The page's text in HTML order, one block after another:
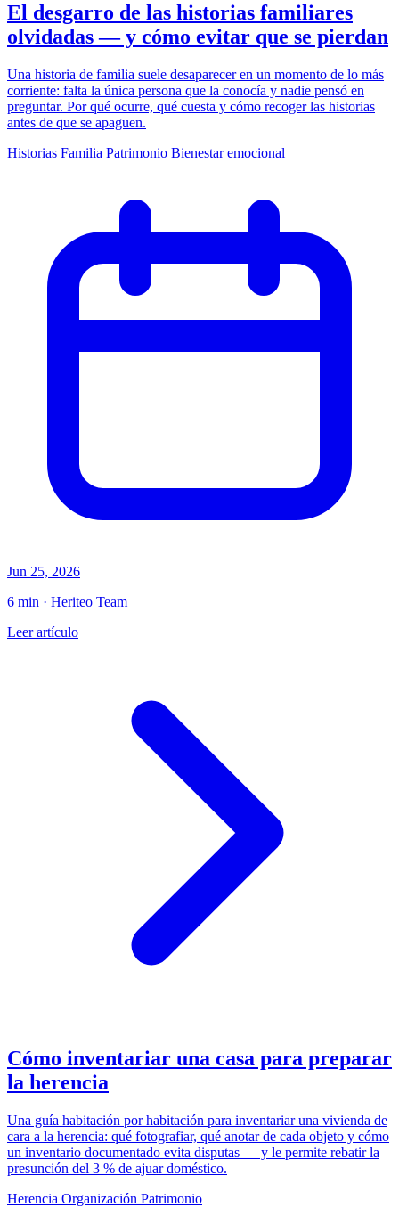
El desgarro de las historias familiares
olvidadas — y cómo evitar que se pierdan
Una historia de familia suele desaparecer en un momento de lo más
corriente: falta la única persona que la conocía y nadie pensó en
preguntar. Por qué ocurre, qué cuesta y cómo recoger las historias
antes de que se apaguen.
Historias Familia Patrimonio Bienestar emocional
Jun 25, 2026
6 min · Heriteo Team
Leer artículo
Cómo inventariar una casa para preparar
la herencia
Una guía habitación por habitación para inventariar una vivienda de
cara a la herencia: qué fotografiar, qué anotar de cada objeto y cómo
un inventario documentado evita disputas — y le permite rebatir la
presunción del 3 % de ajuar doméstico.
Herencia Organización Patrimonio